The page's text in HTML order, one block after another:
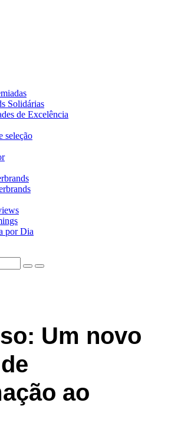
Solidárias
de Excelência
seleção
por Dia
Um novo
ao